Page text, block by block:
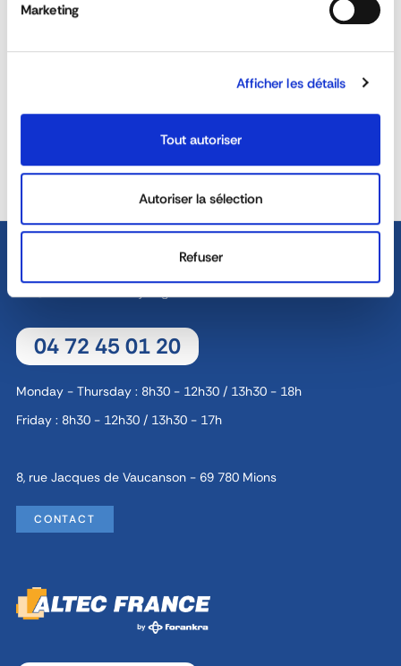
Marketing
Afficher les détails
Tout autoriser
Autoriser la sélection
Refuser
and ladders?
YOUR SERVICE
DEDICATED SALES TEAM
04 72 45 01 20
Monday - Thursday : 8h30 - 12h30 / 13h30 - 18h
Friday : 8h30 - 12h30 / 13h30 - 17h
8, rue Jacques de Vaucanson - 69 780 Mions
CONTACT